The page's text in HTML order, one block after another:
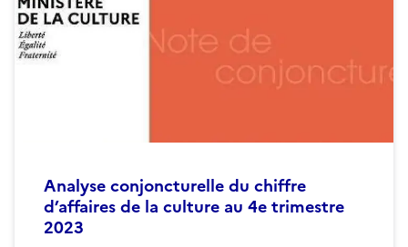
Analyse conjoncturelle du chiffre
d’affaires de la culture au 4e trimestre
2023